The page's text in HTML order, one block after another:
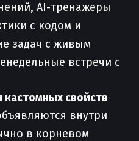
AI-тренажеры
с кодом и
задач с живым
встречи с
кастомных свойств
внутри
в корневом